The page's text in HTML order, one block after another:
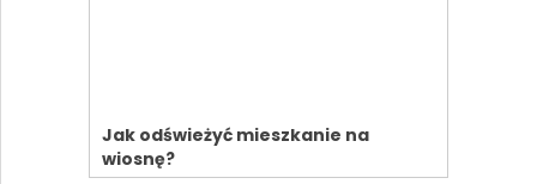
Jak odświeżyć mieszkanie na
wiosnę?